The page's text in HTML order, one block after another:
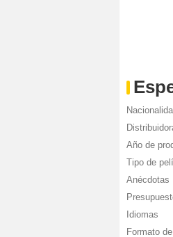
Año de
Tipo de
Anécdotas
Idiomas
Formato